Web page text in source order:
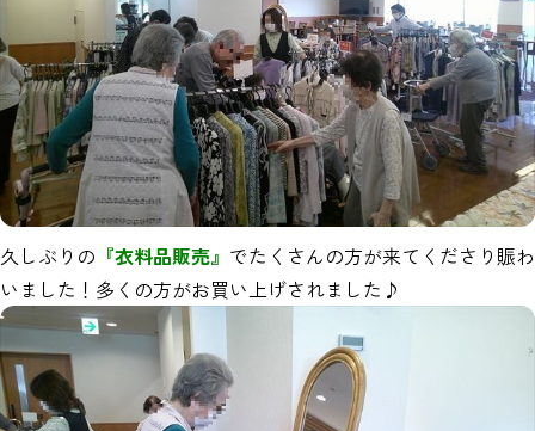
久しぶりの 『衣料品販売』 でたくさんの方が来てくださり賑わ
いました！多くの方がお買い上げされました♪